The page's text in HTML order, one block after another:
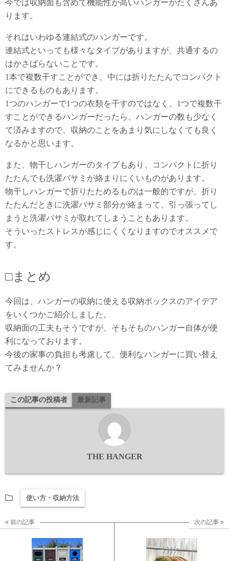
今では収納面も含めて機能性が高いハンガーがたくさんあ
ります。
それはいわゆる連結式のハンガーです。
連結式といっても様々なタイプがありますが、共通するの
はかさばらないことです。
1本で複数干すことができ、中には折りたたんでコンパクト
にできるものもあります。
1つのハンガーで1つの衣類を干すのではなく、1つで複数干
すことができるハンガーだったら、ハンガーの数も少なく
て済みますので、収納のことをあまり気にしなくても良く
なるかと思います。
また、物干しハンガーのタイプもあり、コンパクトに折り
たたんでも洗濯バサミが絡まりにくいものがあります。
物干しハンガーで折りたためるものは一般的ですが、折り
たたんだときに洗濯バサミ部分が絡まって、引っ張ってし
まうと洗濯バサミが取れてしまうこともあります。
そういったストレスが感じにくくなりますのでオススメで
す。
□まとめ
今回は、ハンガーの収納に使える収納ボックスのアイデア
をいくつかご紹介しました。
収納面の工夫もそうですが、そもそものハンガー自体が便
利になっております。
今後の家事の負担も考慮して、便利なハンガーに買い替え
てみませんか？
この記事の投稿者 最新記事
THE HANGER
使い方・収納方法
前の記事 次の記事